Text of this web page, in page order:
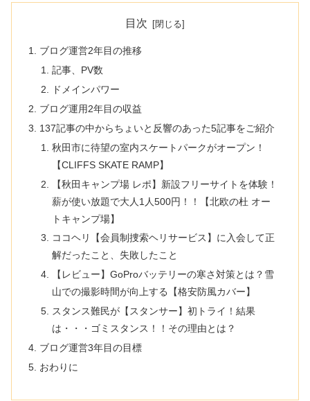
目次
ブログ運営2年目の推移
記事、PV数
ドメインパワー
ブログ運用2年目の収益
137記事の中からちょいと反響のあった5記事をご紹介
秋田市に待望の室内スケートパークがオープン！
【CLIFFS SKATE RAMP】
【秋田キャンプ場 レポ】新設フリーサイトを体験！
薪が使い放題で大人1人500円！！【北欧の杜 オー
トキャンプ場】
ココヘリ【会員制捜索ヘリサービス】に入会して正
解だったこと、失敗したこと
【レビュー】GoProバッテリーの寒さ対策とは？雪
山での撮影時間が向上する【格安防風カバー】
スタンス難民が【スタンサー】初トライ！結果
は・・・ゴミスタンス！！その理由とは？
ブログ運営3年目の目標
おわりに